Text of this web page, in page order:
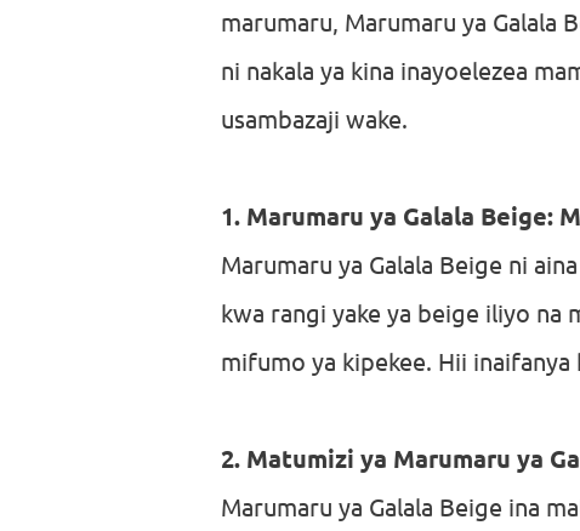
marumaru, Marumaru ya Galala
ni nakala ya kina inayoelezea
usambazaji wake.
1. Marumaru ya Galala Beige:
Marumaru ya Galala Beige ni
kwa rangi yake ya beige iliyo na
mifumo ya kipekee. Hii
2. Matumizi ya Marumaru ya
Marumaru ya Galala Beige ina